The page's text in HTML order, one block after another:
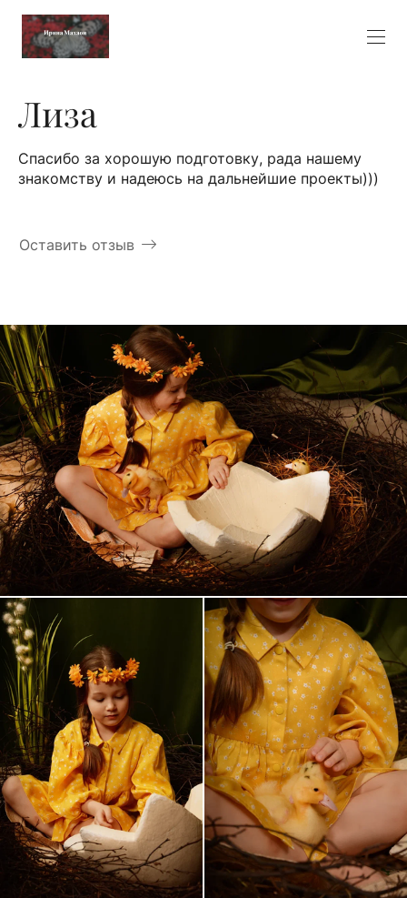
Лиза
Спасибо за хорошую подготовку, рада нашему
знакомству и надеюсь на дальнейшие проекты)))
Оставить отзыв